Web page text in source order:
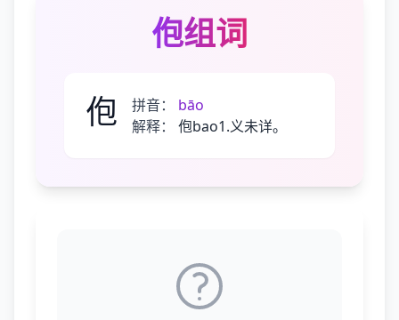
佨组词
佨
拼音：
bāo
解释：
佨bao1.义未详。